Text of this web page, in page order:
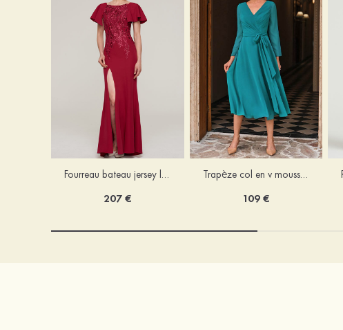
Fourreau bateau jersey longueur ras du sol robe de mère de la mariée avec appliqué fendue
207 €
Trapèze col en v mousseline longueur mollet robe de mère de la mariée avec plissé ceintures
109 €